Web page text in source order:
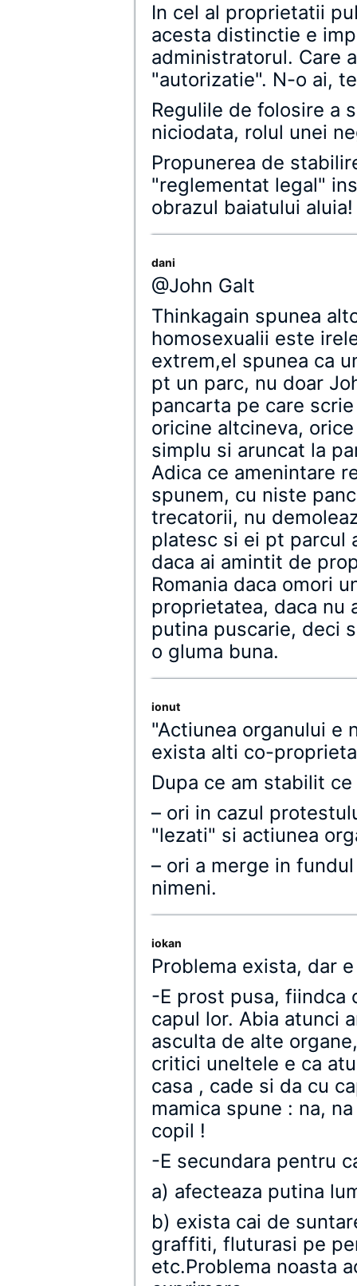
In cel al proprietatii
acesta distinctie e
administratorul. Care
"autorizatie". N-o ai,
Regulile de folosire a
niciodata, rolul unei
Propunerea de
"reglementat legal"
obrazul baiatului aluia!
dani
@John Galt
Thinkagain spunea
homosexualii este
extrem,el spunea ca
pt un parc, nu doar
pancarta pe care
oricine altcineva,
simplu si aruncat la
Adica ce amenintare
spunem, cu niste
trecatorii, nu
platesc si ei pt parcul
daca ai amintit de
Romania daca omori
proprietatea, daca nu
putina puscarie, deci
o gluma buna.
ionut
"Actiunea organului e
exista alti co-
Dupa ce am stabilit
– ori in cazul
"lezati" si actiunea
– ori a merge in
nimeni.
iokan
Problema exista, dar
-E prost pusa, fiindca
capul lor. Abia atunci
asculta de alte
critici uneltele e ca
casa , cade si da cu
mamica spune : na,
copil !
-E secundara pentru
a) afecteaza putina
b) exista cai de
graffiti, fluturasi pe
etc.Problema noasta